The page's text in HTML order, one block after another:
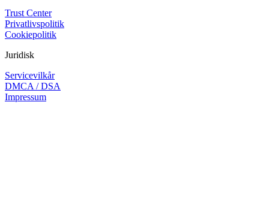
Trust Center
Privatlivspolitik
Cookiepolitik
Juridisk
Servicevilkår
DMCA / DSA
Impressum